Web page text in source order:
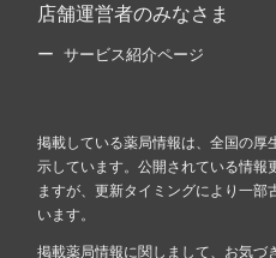
店舗運営者のみなさま
サービス紹介ページ
掲載している薬局情報は、全国の厚
示しています。公開されている情報
ますが、更新タイミングにより一
います。
掲載薬局情報に関しまして、お気づ